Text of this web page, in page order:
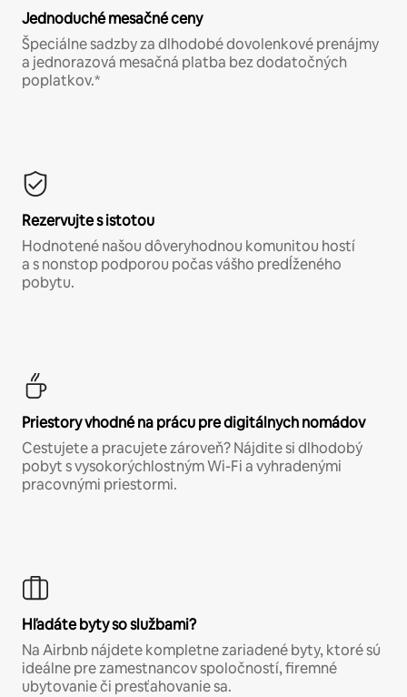
Jednoduché mesačné ceny
Špeciálne sadzby za dlhodobé dovolenkové prenájmy
a jednorazová mesačná platba bez dodatočných
poplatkov.*
Rezervujte s istotou
Hodnotené našou dôveryhodnou komunitou hostí
a s nonstop podporou počas vášho predĺženého
pobytu.
Priestory vhodné na prácu pre digitálnych nomádov
Cestujete a pracujete zároveň? Nájdite si dlhodobý
pobyt s vysokorýchlostným Wi-Fi a vyhradenými
pracovnými priestormi.
Hľadáte byty so službami?
Na Airbnb nájdete kompletne zariadené byty, ktoré sú
ideálne pre zamestnancov spoločností, firemné
ubytovanie či presťahovanie sa.